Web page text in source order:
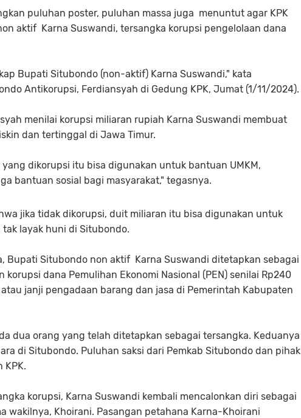
puluhan poster, puluhan massa juga menuntut agar KPK
aktif Karna Suswandi, tersangka korupsi pengelolaan dana
Bupati Situbondo (non-aktif) Karna Suswandi," kata
Antikorupsi, Ferdiansyah di Gedung KPK, Jumat (1/11/2024).
menilai korupsi miliaran rupiah Karna Suswandi membuat
dan tertinggal di Jawa Timur.
dikorupsi itu bisa digunakan untuk bantuan UMKM,
bantuan sosial bagi masyarakat," tegasnya.
jika tidak dikorupsi, duit miliaran itu bisa digunakan untuk
layak huni di Situbondo.
Bupati Situbondo non aktif Karna Suswandi ditetapkan sebagai
korupsi dana Pemulihan Ekonomi Nasional (PEN) senilai Rp240
janji pengadaan barang dan jasa di Pemerintah Kabupaten
dua orang yang telah ditetapkan sebagai tersangka. Keduanya
di Situbondo. Puluhan saksi dari Pemkab Situbondo dan pihak
KPK.
korupsi, Karna Suswandi kembali mencalonkan diri sebagai
wakilnya, Khoirani. Pasangan petahana Karna-Khoirani